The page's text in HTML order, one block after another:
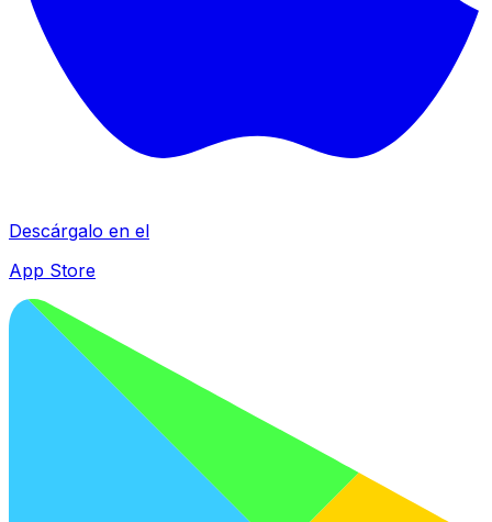
Descárgalo en el
App Store